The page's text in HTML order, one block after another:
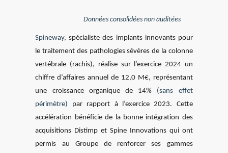
Données consolidées non auditées
Spineway,spécialiste des implants innovants pour
le traitement des pathologies sévères de la colonne
vertébrale (rachis), réalise sur l’exercice 2024 un
chiffre d’affaires annuel de 12,0 M€, représentant
une croissance organique de 14% (sans effet
périmètre) par rapport à l’exercice 2023. Cette
accélération bénéficie de la bonne intégration des
acquisitions Distimp et Spine Innovations qui ont
permis au Groupe de renforcer ses gammes